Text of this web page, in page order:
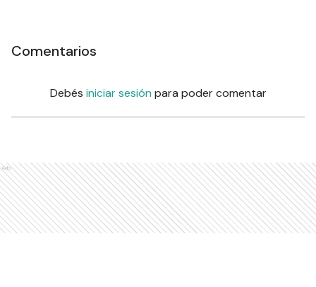
Comentarios
Debés iniciar sesión para poder comentar
Ads